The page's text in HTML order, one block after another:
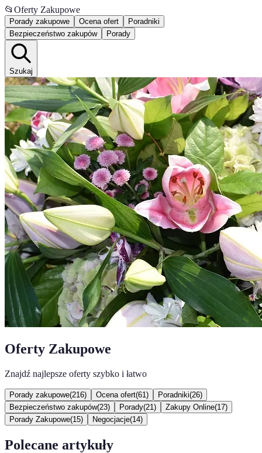
📂 Oferty Zakupowe
Porady zakupowe Ocena ofert
Poradniki
Bezpieczeństwo zakupów
Porady
Szukaj
Oferty Zakupowe
Znajdź najlepsze oferty szybko i łatwo
Porady zakupowe(216) Ocena ofert(61 ) Poradniki(26)
Bezpieczeństwo zakupów(23) Porady(21 ) Zakupy Online(17)
Porady Zakupowe(15) Negocjacje(14)
Polecane artykuły